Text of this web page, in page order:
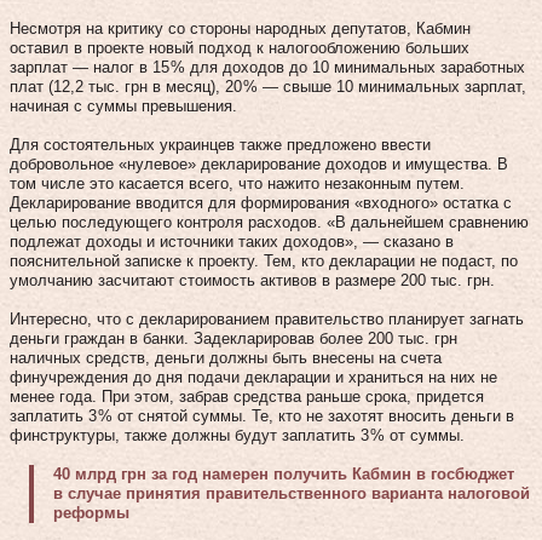
Несмотря на критику со стороны народных депутатов, Кабмин
оставил в проекте новый подход к налогообложению больших
зарплат — налог в 15 % для доходов до 10 минимальных заработных
плат (12,2 тыс. грн в месяц), 20 % — свыше 10 минимальных зарплат,
начиная с суммы превышения.
Для состоятельных украинцев также предложено ввести
добровольное «нулевое» декларирование доходов и имущества. В
том числе это касается всего, что нажито незаконным путем.
Декларирование вводится для формирования «входного» остатка с
целью последующего контроля расходов. «В дальнейшем сравнению
подлежат доходы и источники таких доходов», — сказано в
пояснительной записке к проекту. Тем, кто декларации не подаст, по
умолчанию засчитают стоимость активов в размере 200 тыс. грн.
Интересно, что с декларированием пра­ви­тельство планирует загнать
деньги граждан в банки. Задекларировав более 200 тыс. грн
наличных средств, деньги должны быть внесены на счета
финучреждения до дня подачи декларации и храниться на них не
менее года. При этом, забрав средства раньше срока, придется
заплатить 3 % от снятой суммы. Те, кто не захотят вносить деньги в
финструктуры, также должны будут заплатить 3 % от суммы.
40 млрд грн за год намерен получить Кабмин в госбюджет
в случае принятия правительственного варианта налоговой
реформы